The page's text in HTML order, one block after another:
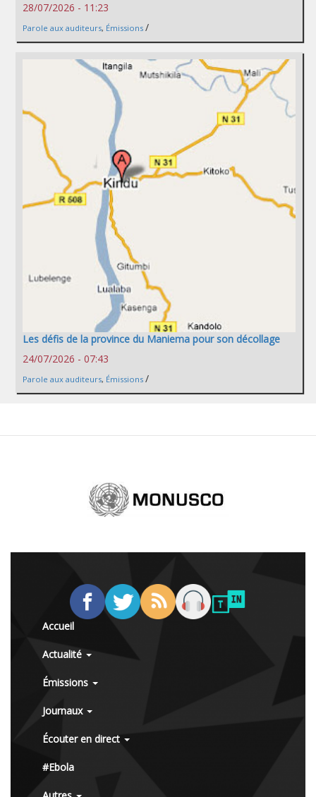
28/07/2026 - 11:23
Parole aux auditeurs, Émissions /
Les défis de la province du Maniema pour son décollage
24/07/2026 - 07:43
Parole aux auditeurs, Émissions /
Accueil
Actualité
Émissions
Journaux
Écouter en direct
#Ebola